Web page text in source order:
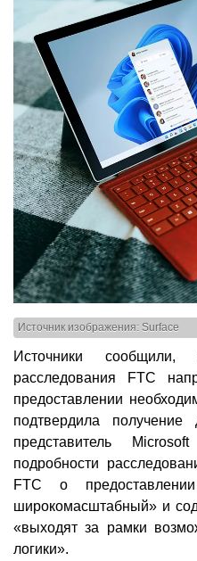
Источник изображения: Surface
Источники
расследования FTC
предоставлении
подтвердила
представитель
подробности
FTC о
широкомасштабный» и
«выходят за рамки
логики».